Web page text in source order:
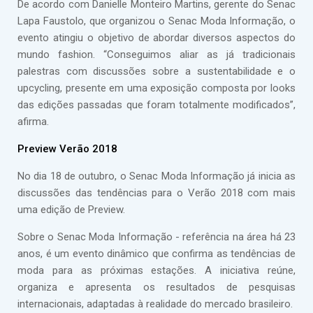
De acordo com Danielle Monteiro Martins, gerente do Senac
Lapa Faustolo, que organizou o Senac Moda Informação, o
evento atingiu o objetivo de abordar diversos aspectos do
mundo fashion. “Conseguimos aliar as já tradicionais
palestras com discussões sobre a sustentabilidade e o
upcycling, presente em uma exposição composta por looks
das edições passadas que foram totalmente modificados”,
afirma.
Preview Verão 2018
No dia 18 de outubro, o Senac Moda Informação já inicia as
discussões das tendências para o Verão 2018 com mais
uma edição de Preview.
Sobre o Senac Moda Informação - referência na área há 23
anos, é um evento dinâmico que confirma as tendências de
moda para as próximas estações. A iniciativa reúne,
organiza e apresenta os resultados de pesquisas
internacionais, adaptadas à realidade do mercado brasileiro.